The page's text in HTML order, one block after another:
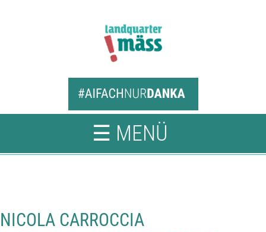
☰ MENÜ
NICOLA CARROCCIA